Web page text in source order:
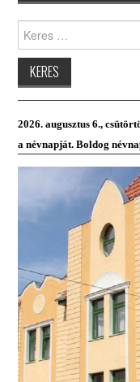
2026. augusztus 6.,
a névnapját. Boldog